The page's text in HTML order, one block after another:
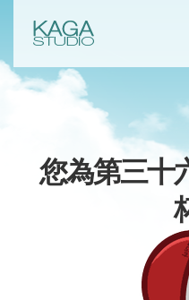
您為第三十